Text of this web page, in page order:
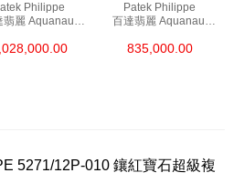
Philippe
翡麗 Aquanaut
Patek Philippe
百達翡麗 Aquanaut
835,000.00
5271/12P-010 鑲紅寶石超級複